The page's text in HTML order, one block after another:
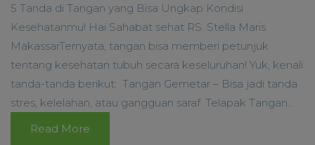
5 Tanda di Tangan yang Bisa Ungkap Kondisi
Kesehatanmu! Hai Sahabat sehat RS. Stella Maris
MakassarTernyata, tangan bisa memberi petunjuk
tentang kesehatan tubuh secara keseluruhan! Yuk, kenali
tanda-tanda berikut: Tangan Gemetar – Bisa jadi tanda
stres, kelelahan, atau gangguan saraf. Telapak Tangan...
Read More